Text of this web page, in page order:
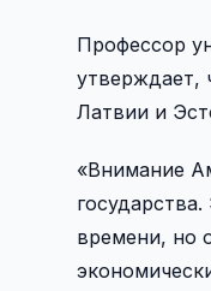
Профессор
утверждает,
Латвии и
«Внимание
времени, но